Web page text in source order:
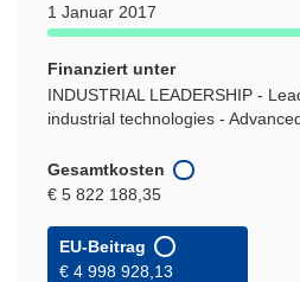
1 Januar 2017
Finanziert unter
INDUSTRIAL LEADERSHIP -
industrial technologies -
Gesamtkosten
€ 5 822 188,35
EU-Beitrag
€ 4 998 928,13